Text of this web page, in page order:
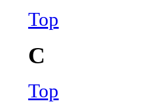
Top
C
Top